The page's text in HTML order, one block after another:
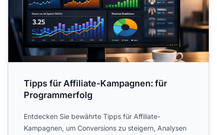
Tipps für Affiliate-Kampagnen: für
Programmerfolg
Entdecken Sie bewährte Tipps für Affiliate-
Kampagnen, um Conversions zu steigern, Analysen